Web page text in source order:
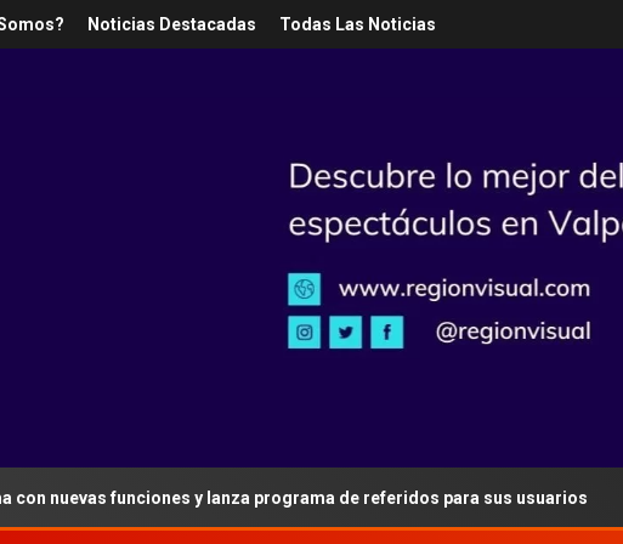
Noticias Destacadas Todas Las Noticias
funciones y lanza programa de referidos para sus usuarios